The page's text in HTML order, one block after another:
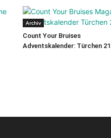
Archiv
Count Your Bruises
Adventskalender: Türchen 21